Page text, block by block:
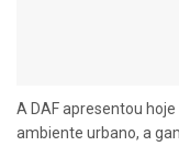
A DAF apresentou
ambiente urbano, a